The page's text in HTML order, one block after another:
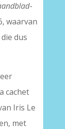
-
waarvan
dus
cachet
Iris Le
met